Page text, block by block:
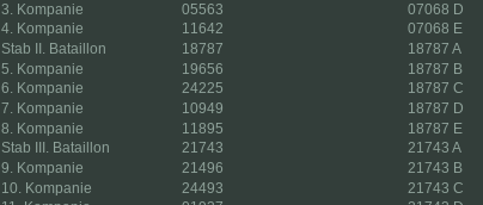
3. Kompanie
05563
07068 D
4. Kompanie
11642
07068 E
Stab II. Bataillon
18787
18787 A
5. Kompanie
19656
18787 B
6. Kompanie
24225
18787 C
7. Kompanie
10949
18787 D
8. Kompanie
11895
18787 E
Stab III. Bataillon
21743
21743 A
9. Kompanie
21496
21743 B
10. Kompanie
24493
21743 C